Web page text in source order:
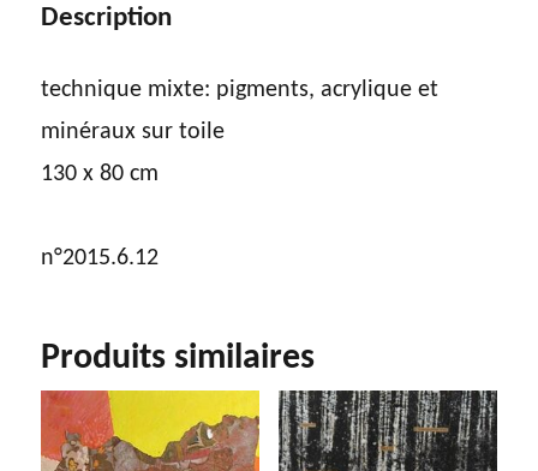
Description
technique mixte: pigments, acrylique et
minéraux sur toile
130 x 80 cm
n°2015.6.12
Produits similaires